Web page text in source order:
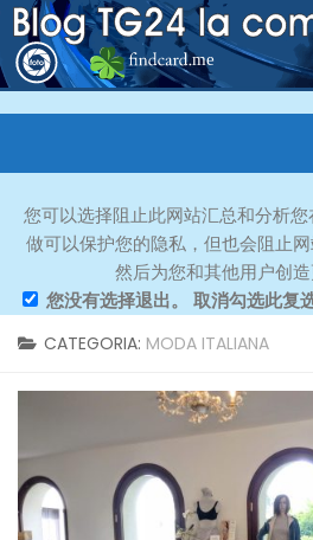
您可以选择阻止此网站汇总和分析
做可以保护您的隐私，但也会阻止
然后为您和其他用户创造
您没有选择退出。 取消勾选此复
CATEGORIA: MODA ITALIANA